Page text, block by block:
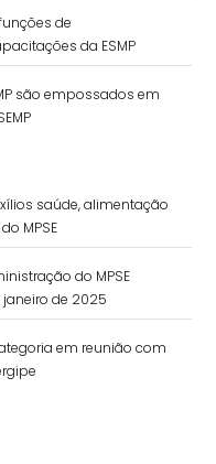
de
da ESMP
são empossados em
saúde, alimentação
MPSE
do MPSE
de 2025
em reunião com